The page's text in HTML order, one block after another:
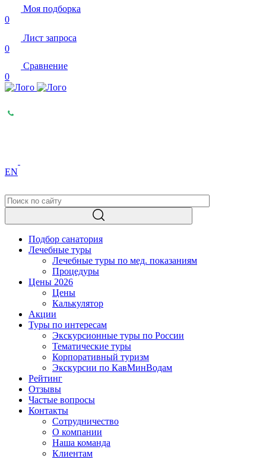
Моя подборка
0
Лист запроса
0
Сравнение
0
EN
Подбор санатория
Лечебные туры
Лечебные туры по мед. показаниям
Процедуры
Цены 2026
Цены
Калькулятор
Акции
Туры по интересам
Экскурсионные туры по России
Тематические туры
Корпоративный туризм
Экскурсии по КавМинВодам
Рейтинг
Отзывы
Частые вопросы
Контакты
Сотрудничество
О компании
Наша команда
Клиентам